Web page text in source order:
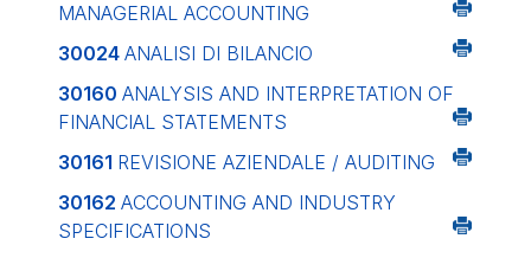
MANAGERIAL ACCOUNTING
30024 ANALISI DI BILANCIO
30160 ANALYSIS AND INTERPRETATION OF
FINANCIAL STATEMENTS
30161 REVISIONE AZIENDALE / AUDITING
30162 ACCOUNTING AND INDUSTRY
SPECIFICATIONS